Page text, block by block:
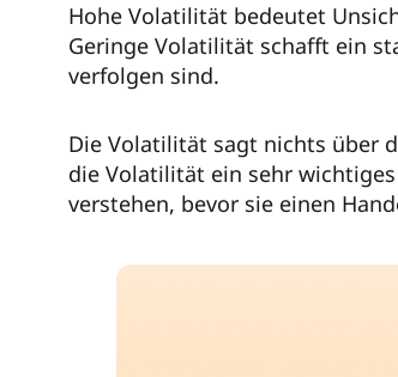
Hohe Volatilität bedeutet
Geringe Volatilität schafft ein
verfolgen sind.
Die Volatilität sagt nichts über
die Volatilität ein sehr
verstehen, bevor sie einen